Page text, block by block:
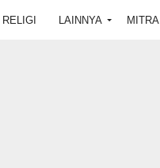
RELIGI LAINNYA MITRA